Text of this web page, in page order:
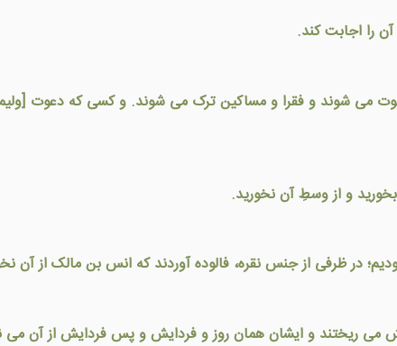
را اجابت کند.
می شوند و فقرا و مساکين ترک می شوند. و کسی که دعوت
و از وسطِ آن نخوريد.
در ظرفی از جنس نقره، فالوده آوردند که انس بن مالک از آن
می ریختند و ایشان همان روز و فردایش و پس فردایش از آن